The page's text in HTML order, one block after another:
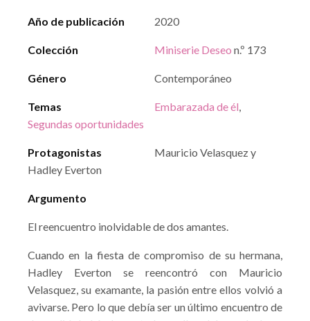
Año de publicación 2020
Colección Miniserie Deseo n.º 173
Género Contemporáneo
Temas Embarazada de él,
Segundas oportunidades
Protagonistas
Mauricio Velasquez y
Hadley Everton
Argumento
El reencuentro inolvidable de dos amantes.
Cuando en la fiesta de compromiso de su hermana,
Hadley Everton se reencontró con Mauricio
Velasquez, su examante, la pasión entre ellos volvió a
avivarse. Pero lo que debía ser un último encuentro de